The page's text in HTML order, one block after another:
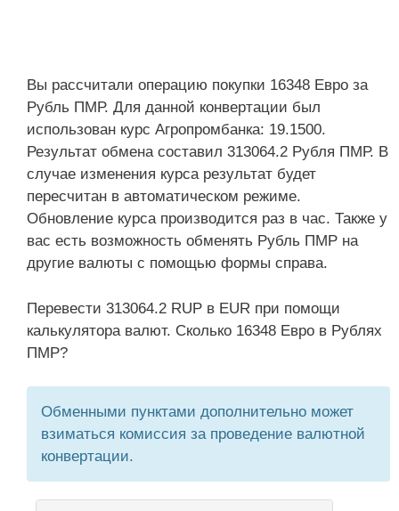
Вы рассчитали операцию покупки 16348 Евро за
Рубль ПМР. Для данной конвертации был
использован курс Агропромбанка: 19.1500.
Результат обмена составил 313064.2 Рубля ПМР. В
случае изменения курса результат будет
пересчитан в автоматическом режиме.
Обновление курса производится раз в час. Также у
вас есть возможность обменять Рубль ПМР на
другие валюты с помощью формы справа.
Перевести 313064.2 RUP в EUR при помощи
калькулятора валют. Сколько 16348 Евро в Рублях
ПМР?
Обменными пунктами дополнительно может
взиматься комиссия за проведение валютной
конвертации.